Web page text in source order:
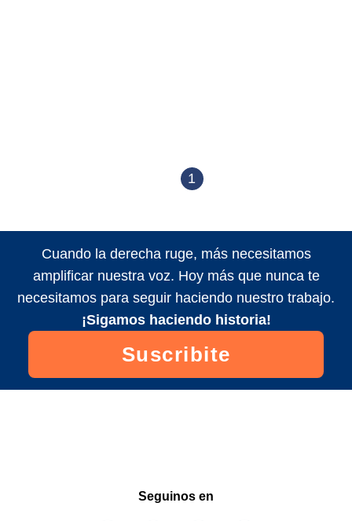
1
Cuando la derecha ruge, más necesitamos
amplificar nuestra voz. Hoy más que nunca te
necesitamos para seguir haciendo nuestro trabajo.
¡Sigamos haciendo historia!
Suscribite
Seguinos en